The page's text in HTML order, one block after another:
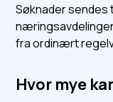
Søknader sendes
fra ordinært
Hvor mye